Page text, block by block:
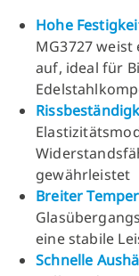
Hohe
MG3727
auf, ideal für
gewährleistet
Breiter
eine stabile
Schnelle